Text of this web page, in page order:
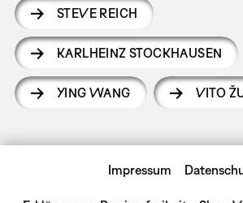
STEVE REICH
KARLHEINZ STOCKHAUSEN
YING WANG VITO
Impressum